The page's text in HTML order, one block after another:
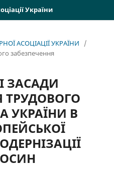
України
АСОЦІАЦІЇ УКРАЇНИ
/
забезпечення
ЗАСАДИ
УКРАЇНИ В